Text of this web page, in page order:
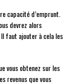
capacité d’emprunt.
devrez alors
faut ajouter à cela les
vous obtenez sur les
revenus que vous